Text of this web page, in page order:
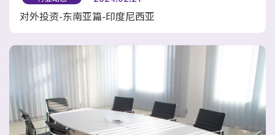
对外投资-东南亚篇-印度尼西亚